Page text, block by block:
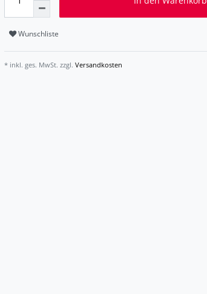
Wunschliste
* inkl. ges. MwSt. zzgl. Versandkosten